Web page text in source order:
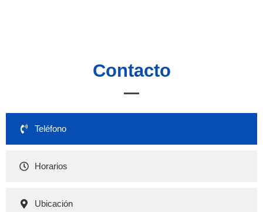
Contacto
Teléfono
Horarios
Ubicación